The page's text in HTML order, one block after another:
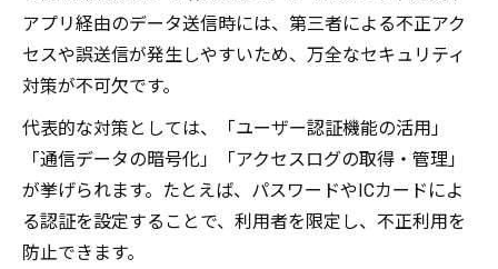
アプリ経由のデータ送信時には、第三者による不正アク
セスや誤送信が発生しやすいため、万全なセキュリティ
対策が不可欠です。
代表的な対策としては、「ユーザー認証機能の活用」
「通信データの暗号化」「アクセスログの取得・管理」
が挙げられます。たとえば、パスワードやICカードによ
る認証を設定することで、利用者を限定し、不正利用を
防止できます。